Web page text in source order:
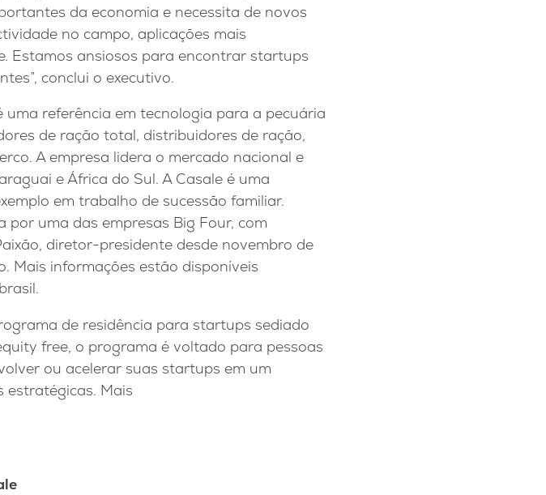
da economia e necessita de novos
no campo, aplicações mais
Estamos ansiosos para encontrar startups
conclui o executivo.
uma referência em tecnologia para a pecuária
de ração total, distribuidores de ração,
A empresa lidera o mercado nacional e
e África do Sul. A Casale é uma
em trabalho de sucessão familiar.
por uma das empresas Big Four, com
diretor-presidente desde novembro de
Mais informações estão disponíveis
de residência para startups sediado
free, o programa é voltado para pessoas
ou acelerar suas startups em um
estratégicas. Mais